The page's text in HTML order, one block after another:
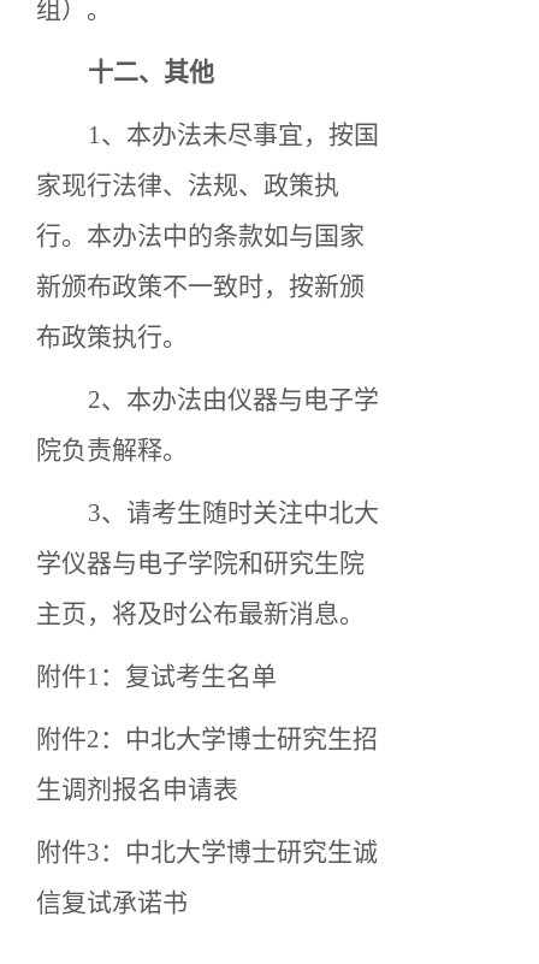
组）。
十二、 其他
1、本办法未尽事宜，按国
家现行法律、法规、政策执
行。本办法中的条款如与国家
新颁布政策不一致时，按新颁
布政策执行。
2、本办法由仪器与电子学
院负责解释。
3、请考生随时关注中北大
学仪器与电子学院和研究生院
主页，将及时公布最新消息。
附件1：复试考生名单
附件2：中北大学博士研究生招
生调剂报名申请表
附件3： 中北大学博士研究生诚
信复试承诺书